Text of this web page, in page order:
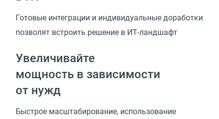
Готовые интеграции и индивидуальные доработки
позволят встроить решение в ИТ-ландшафт
Увеличивайте
мощность в зависимости
от нужд
Быстрое масштабирование, использование